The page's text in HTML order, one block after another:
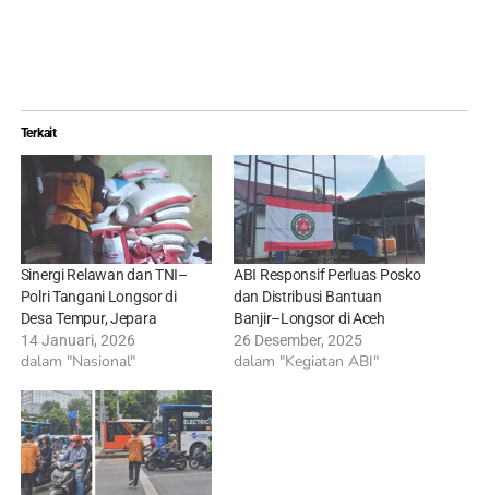
Terkait
Sinergi Relawan dan TNI–
Polri Tangani Longsor di
Desa Tempur, Jepara
14 Januari, 2026
dalam "Nasional"
ABI Responsif Perluas Posko
dan Distribusi Bantuan
Banjir–Longsor di Aceh
26 Desember, 2025
dalam "Kegiatan ABI"